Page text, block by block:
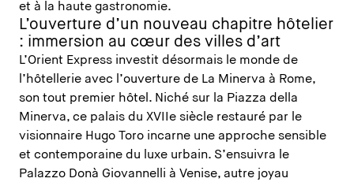
et à la haute gastronomie.
L’ouverture d’un nouveau chapitre hôtelier
: immersion au cœur des villes d’art
L’Orient Express investit désormais le monde de
l’hôtellerie avec l’ouverture de La Minerva à Rome,
son tout premier hôtel. Niché sur la Piazza della
Minerva, ce palais du XVIIe siècle restauré par le
visionnaire Hugo Toro incarne une approche sensible
et contemporaine du luxe urbain. S’ensuivra le
Palazzo Donà Giovannelli à Venise, autre joyau